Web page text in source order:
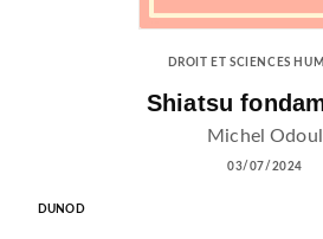
DROIT ET SCIENCES
Shiatsu
Michel Odoul
03/07/2024
DUNOD